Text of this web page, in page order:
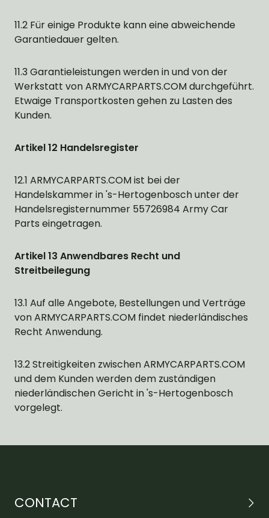
11.2 Für einige Produkte kann eine abweichende
Garantiedauer gelten.
11.3 Garantieleistungen werden in und von der
Werkstatt von ARMYCARPARTS.COM durchgeführt.
Etwaige Transportkosten gehen zu Lasten des
Kunden.
Artikel 12 Handelsregister
12.1 ARMYCARPARTS.COM ist bei der
Handelskammer in 's-Hertogenbosch unter der
Handelsregisternummer 55726984 Army Car
Parts eingetragen.
Artikel 13 Anwendbares Recht und
Streitbeilegung
13.1 Auf alle Angebote, Bestellungen und Verträge
von ARMYCARPARTS.COM findet niederländisches
Recht Anwendung.
13.2 Streitigkeiten zwischen ARMYCARPARTS.COM
und dem Kunden werden dem zuständigen
niederländischen Gericht in 's-Hertogenbosch
vorgelegt.
CONTACT